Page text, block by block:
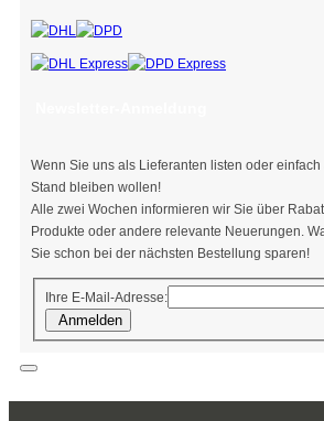
Wenn Sie uns als Lieferanten listen oder
Stand bleiben wollen!
Alle zwei Wochen informieren wir Sie über
Produkte oder andere relevante Neuerungen.
Sie schon bei der nächsten Bestellung sparen!
Ihre E-Mail-Adresse:
Anmelden